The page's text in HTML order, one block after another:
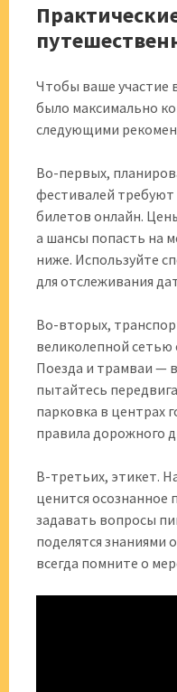
Чтобы ваше участие
было максимально
следующими
Во-первых,
фестивалей
билетов онлайн.
а шансы попасть на
ниже. Используйте
для отслеживания
Во-вторых,
великолепной
Поезда и трамваи —
пытайтесь
парковка в центрах
правила дорожного
В-третьих, этикет.
ценится осознанное
задавать вопросы
поделятся знаниями
всегда помните о